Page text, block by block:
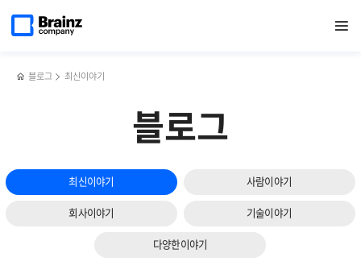
열기
페이지로
블로그 최신이야기
블로그
최신이야기 사람이야기
회사이야기 기술이야기
다양한이야기